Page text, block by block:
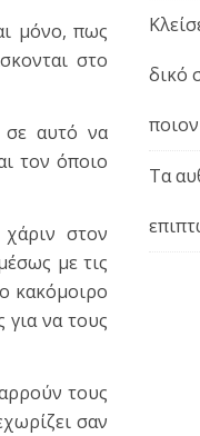
μόνο, πως
στο
αυτό να
τον όποιο
στον
με τις
κακόμοιρο
για να τους
τους
σαν
δικό
ποιον
Τα